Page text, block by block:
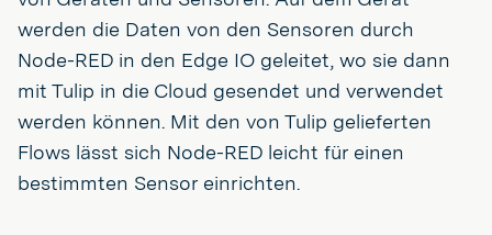
werden die Daten von den Sensoren durch
Node-RED in den Edge IO geleitet, wo sie dann
mit Tulip in die Cloud gesendet und verwendet
werden können. Mit den von Tulip gelieferten
Flows lässt sich Node-RED leicht für einen
bestimmten Sensor einrichten.